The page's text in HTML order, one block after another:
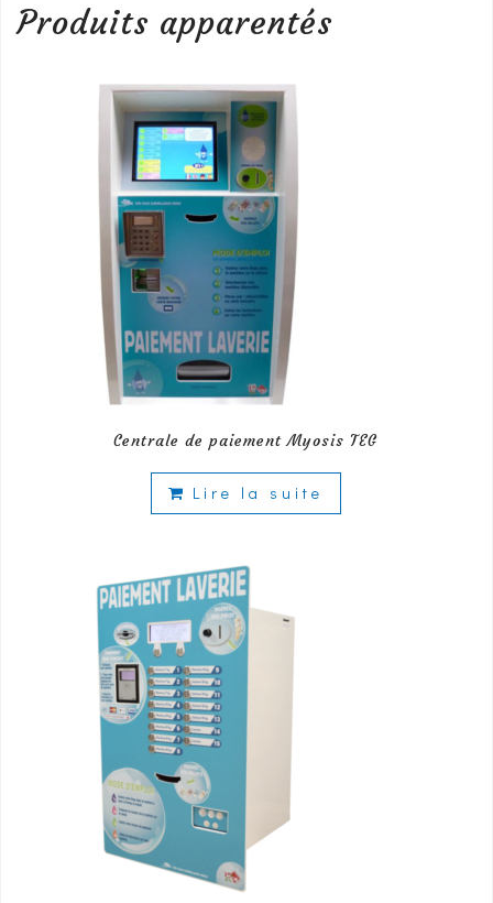
Produits apparentés
Centrale de paiement Myosis TEG
Lire la suite